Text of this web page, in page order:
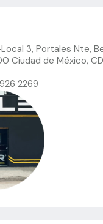
Local 3, Portales Nte,
Ciudad de México,
2269